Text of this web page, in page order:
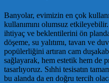
Banyolar, evimizin en çok
kullanımını olumsuz
ihtiyaç ve beklentilerini ön
döşeme, su yalıtımı, tavan ve
popülerliğini artıran cam
sağlayarak, hem estetik hem de
tasarlıyoruz. Sıhhi tesisatın
bu alanda da en doğru tercih